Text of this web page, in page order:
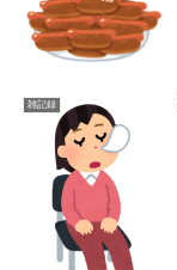
雑記録